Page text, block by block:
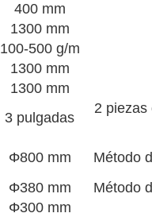
400 mm
1300 mm
100-500 g/m
1300 mm
1300 mm
3 pulgadas
2 piezas
Φ800 mm
Método
Φ380 mm
Método
Φ300 mm